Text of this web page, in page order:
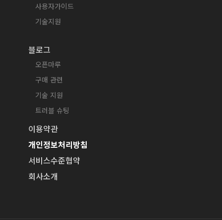
사용자가이드
기술지원
블로그
오픈마루
구매 관련
기술 지원
트러블 슈팅
이용약관
개인정보처리방침
서비스수준협약
회사소개